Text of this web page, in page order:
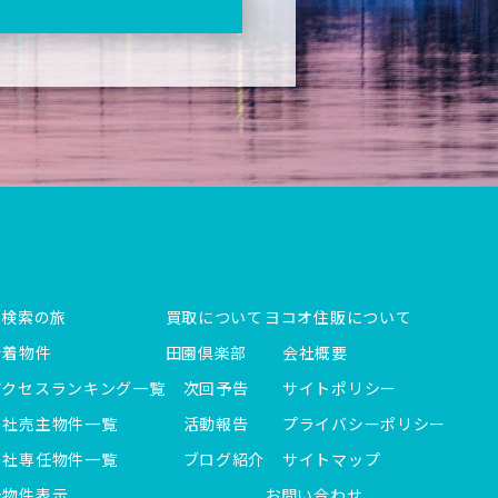
索の旅
物件
セスランキング一覧
売主物件一覧
専任物件一覧
買取について
田園倶楽部
次回予告
活動報告
ブログ紹介
ヨコオ住販について
会社概要
サイトポリシー
プライバシーポリシー
サイトマップ